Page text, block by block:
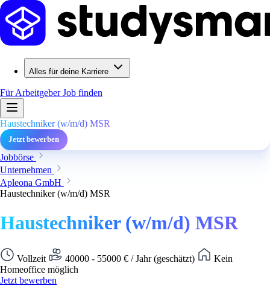
Alles für deine Karriere
Für ArbeitgeberJob finden
Haustechniker (w/m/d) MSR
Jetzt bewerben
Jobbörse
Unternehmen
Apleona GmbH
Haustechniker (w/m/d) MSR
Haustechniker (w/m/d) MSR
Vollzeit 40000 - 55000 € / Jahr (geschätzt)
Kein
Homeoffice möglich
Jetzt bewerben